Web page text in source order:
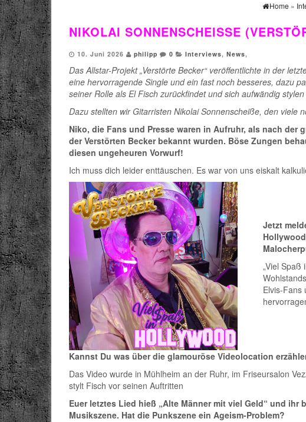
Home »
NIKOLAI SONNENSCHEISSE
10. Juni 2026 philipp 0 Interviews, News,
Das Allstar-Projekt „Verstörte Becker“ veröffentlichte in der
eine hervorragende Single und ein fast noch besseres, dazu
seiner Rolle als El Fisch zurückfindet und sich aufwändig
Dazu stellten wir Gitarristen Nikolai Sonnenscheiße, den viele
Niko, die Fans und Presse waren in Aufruhr, als nach
der Verstörten Becker bekannt wurden. Böse Zungen
diesen ungeheuren Vorwurf!
Ich muss dich leider enttäuschen. Es war von uns eiskalt
Jetzt
„Viel Spaß
Elvis-Fans
Kannst Du was über die glamouröse Videolocation
Das Video wurde in Mühlheim an der Ruhr, im Friseursalon
stylt Fisch vor seinen Auftritten
Euer letztes Lied hieß „Alte Männer mit viel Geld“ und
Musikszene. Hat die Punkszene ein Ageism-Problem?